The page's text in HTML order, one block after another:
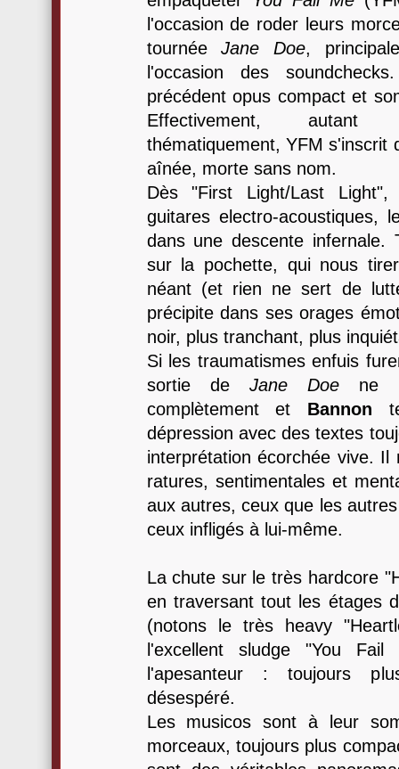
l'occasion de roder leurs
tournéeJane Doe,
l'occasion des
précédent opus compact et
Effectivement, autant
thématiquement, YFM s'inscrit
aînée, morte sans nom.
Dès "First Light/Last
guitares electro-acoustiques,
dans une descente infernale.
sur la pochette, qui nous
néant (et rien ne sert de
précipite dans ses orages
noir, plus tranchant, plus
Si les traumatismes enfuis
sortie de Jane Doene
complètement et Bannon
dépression avec des textes
interprétation écorchée vive.
ratures, sentimentales et
aux autres, ceux que les
ceux infligés à lui-même.
La chute sur le très hardcore
en traversant tout les étages
(notons le très heavy
l'excellent sludge "You
l'apesanteur : toujours
désespéré.
Les musicos sont à leur
morceaux, toujours plus